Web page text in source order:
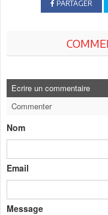
PARTAGER
Ecrire un commentaire
Commenter
Nom
Email
Message